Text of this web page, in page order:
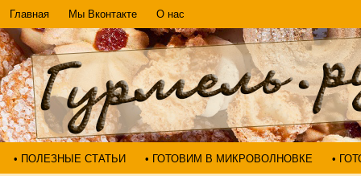
Главная Мы Вконтакте О нас
• ПОЛЕЗНЫЕ СТАТЬИ • ГОТОВИМ В МИКРОВОЛНОВКЕ •